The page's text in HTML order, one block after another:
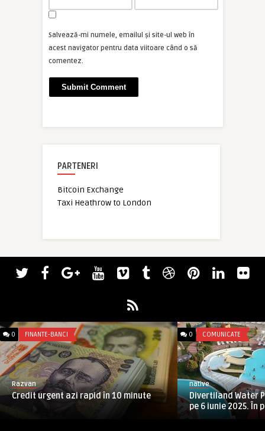
Salvează-mi numele, emailul și site-ul web în
acest navigator pentru data viitoare când o să
comentez.
PARTENERI
Bitcoin Exchange
Taxi Heathrow to London
0 FINANTE-BANCI
Razvan
Credit urgent azi rapid în 10 minute
0 COMUNICATE
native
Divertiland Water
pe 6 iunie 2025. În